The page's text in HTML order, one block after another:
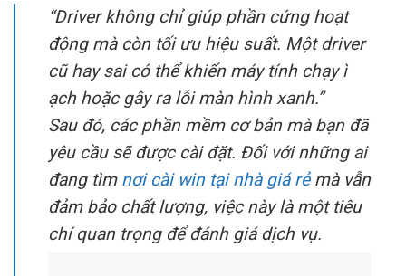
“Driver không chỉ giúp phần cứng hoạt
động mà còn tối ưu hiệu suất. Một driver
cũ hay sai có thể khiến máy tính chạy ì
ạch hoặc gây ra lỗi màn hình xanh.”
Sau đó, các phần mềm cơ bản mà bạn đã
yêu cầu sẽ được cài đặt. Đối với những ai
đang tìm nơi cài win tại nhà giá rẻmà vẫn
đảm bảo chất lượng, việc này là một tiêu
chí quan trọng để đánh giá dịch vụ.